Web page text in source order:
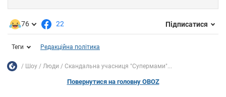
76 22 Підписатися
Теги Редакційна політика
Шоу Люди Скандальна учасниця "Супермами"...
Повернутися на головну OBOZ